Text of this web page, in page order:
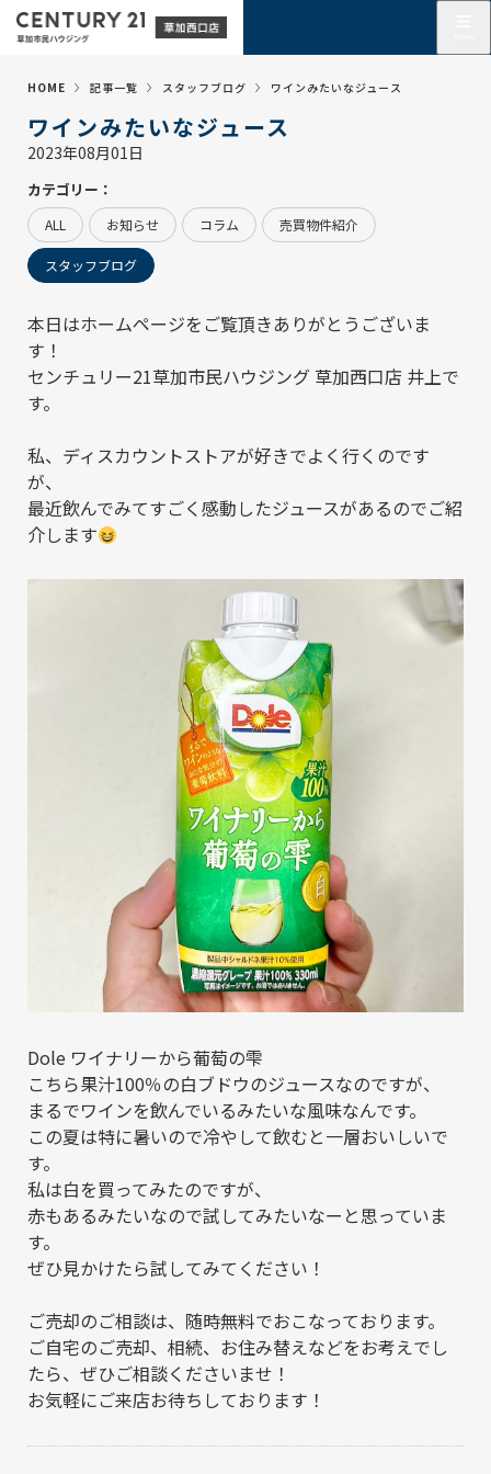
HOME 記事一覧 スタッフブログ ワインみたいなジュース
ワインみたいなジュース
2023年08月01日
カテゴリー：
ALL お知らせ コラム 売買物件紹介
スタッフブログ
本日はホームページをご覧頂きありがとうございま
す！
センチュリー21草加市民ハウジング 草加西口店 井上で
す。
私、ディスカウントストアが好きでよく行くのです
が、
最近飲んでみてすごく感動したジュースがあるのでご紹
介します
Dole ワイナリーから葡萄の雫
こちら果汁100％の白ブドウのジュースなのですが、
まるでワインを飲んでいるみたいな風味なんです。
この夏は特に暑いので冷やして飲むと一層おいしいで
す。
私は白を買ってみたのですが、
赤もあるみたいなので試してみたいなーと思っていま
す。
ぜひ見かけたら試してみてください！
ご売却のご相談は、随時無料でおこなっております。
ご自宅のご売却、相続、お住み替えなどをお考えでし
たら、ぜひご相談くださいませ！
お気軽にご来店お待ちしております！